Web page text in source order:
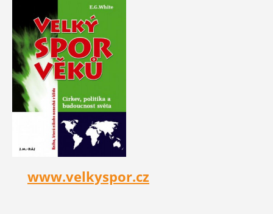
www.velkyspor.cz